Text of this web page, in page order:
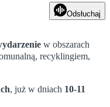
Odsłuchaj
w obszarach
recyklingiem,
, już w dniach 10-11